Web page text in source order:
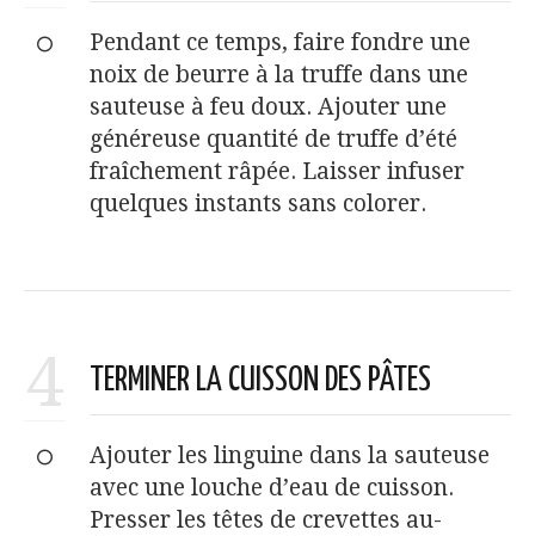
Pendant ce temps, faire fondre une
noix de beurre à la truffe dans une
sauteuse à feu doux. Ajouter une
généreuse quantité de truffe d’été
fraîchement râpée. Laisser infuser
quelques instants sans colorer.
4 TERMINER LA CUISSON DES PÂTES
Ajouter les linguine dans la sauteuse
avec une louche d’eau de cuisson.
Presser les têtes de crevettes au-